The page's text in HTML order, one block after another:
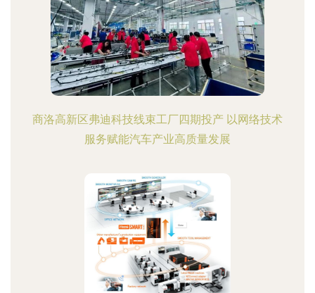
商洛高新区弗迪科技线束工厂四期投产 以网络技术
服务赋能汽车产业高质量发展